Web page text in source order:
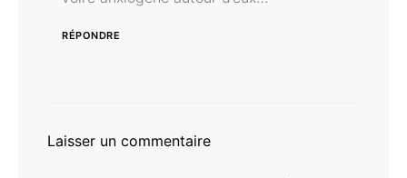
RÉPONDRE
Laisser un commentaire